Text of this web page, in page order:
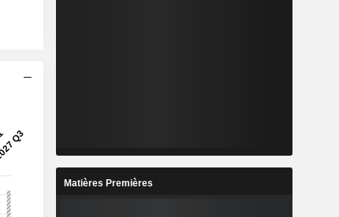
Matières Premières